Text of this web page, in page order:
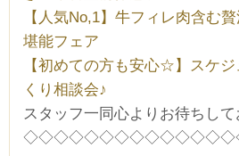
【人気No,1】牛フィレ肉含む
堪能フェア
【初めての方も安心☆】スケ
くり相談会♪
スタッフ一同心よりお待ちして